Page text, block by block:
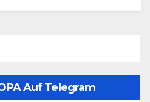
Auf Telegram